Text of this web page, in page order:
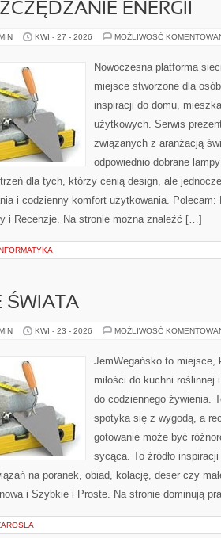
ENERGII
KWI - 27 - 2026 MOŻLIWOŚĆ
Nowoczesna platforma
miejsce stworzone dla
inspiracji do domu,
użytkowych. Serwis
związanych z aranżacją
odpowiednio dobrane
dla tych, którzy cenią design, ale
i codzienny komfort użytkowania. Polecam:
i Recenzje. Na stronie można znaleźć […]
ŚWIATA
KWI - 23 - 2026 MOŻLIWOŚĆ
JemWegańsko to miejsce,
miłości do kuchni
do codziennego żywienia.
spotyka się z wygodą, a
gotowanie może być
sycąca. To źródło
na poranek, obiad, kolację, deser czy
i Szybkie i Proste. Na stronie dominują